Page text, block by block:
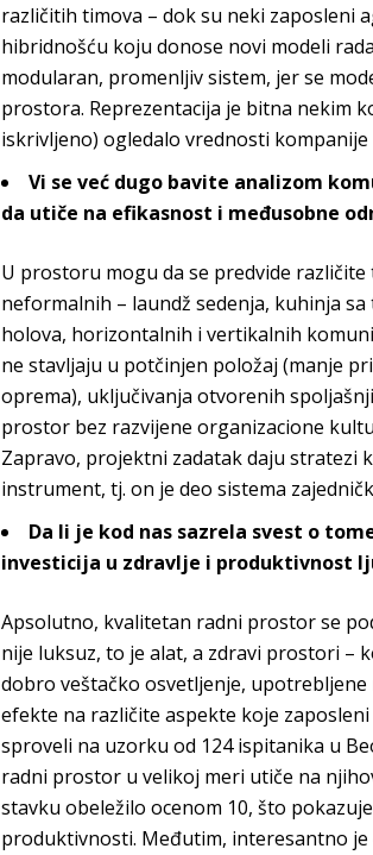
različitih timova – dok su neki zaposleni
hibridnošću koju donose novi modeli
modularan, promenljiv sistem, jer se
prostora. Reprezentacija je bitna nekim
iskrivljeno) ogledalo vrednosti kompanije
Vi se već dugo bavite analizom
da utiče na efikasnost i međusobne
U prostoru mogu da se predvide
neformalnih – laundž sedenja, kuhinja
holova, horizontalnih i vertikalnih
ne stavljaju u potčinjen položaj (manje
oprema), uključivanja otvorenih
prostor bez razvijene organizacione
Zapravo, projektni zadatak daju stratezi
instrument, tj. on je deo sistema
Da li je kod nas sazrela svest o
investicija u zdravlje i produktivnost
Apsolutno, kvalitetan radni prostor se
nije luksuz, to je alat, a zdravi prostori –
dobro veštačko osvetljenje,
efekte na različite aspekte koje
sproveli na uzorku od 124 ispitanika u
radni prostor u velikoj meri utiče na
stavku obeležilo ocenom 10, što
produktivnosti. Međutim, interesantno